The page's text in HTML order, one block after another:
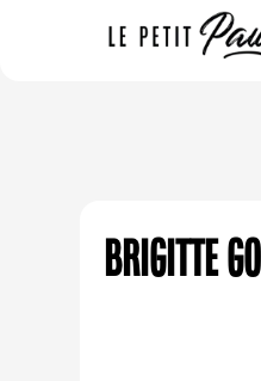
Brigitte